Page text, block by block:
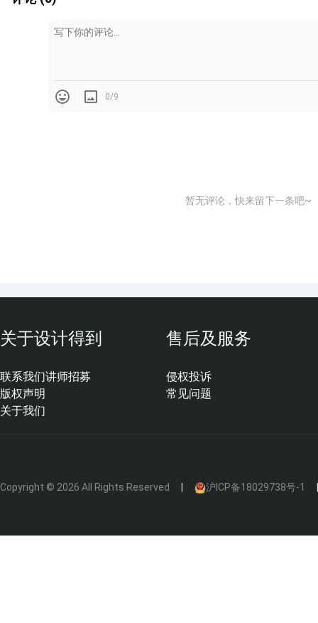
0/9
暂无评论，快来留下一条吧~
关于设计得到
联系我们
版权声明
关于我们
讲师招募
售后及服务
侵权投诉
常见问题
Copyright © 2026 All Rights Reserved 沪ICP备18029738号-1